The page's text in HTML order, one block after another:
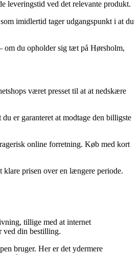
leveringstid ved det relevante produkt.
imidlertid tager udgangspunkt i at du
om du opholder sig tæt på Hørsholm,
været presset til at at nedskære
er garanteret at modtage den billigste
online forretning. Køb med kort
prisen over en længere periode.
tillige med at internet
ved din bestilling.
bruger. Her er det ydermere